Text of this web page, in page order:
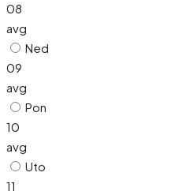
08
avg
Ned
09
avg
Pon
10
avg
Uto
11